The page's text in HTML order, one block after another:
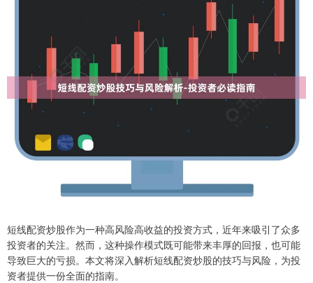
短线配资炒股作为一种高风险高收益的投资方式，近年来吸引了众多
投资者的关注。然而，这种操作模式既可能带来丰厚的回报，也可能
导致巨大的亏损。本文将深入解析短线配资炒股的技巧与风险，为投
资者提供一份全面的指南。